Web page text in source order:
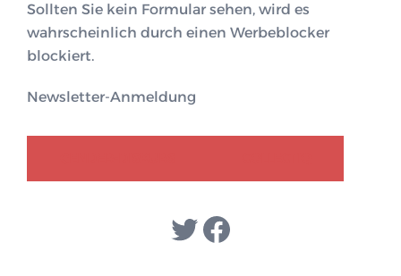
Sollten Sie kein Formular sehen, wird es
wahrscheinlich durch einen Werbeblocker
blockiert.
Newsletter-Anmeldung
Twitter
Facebook